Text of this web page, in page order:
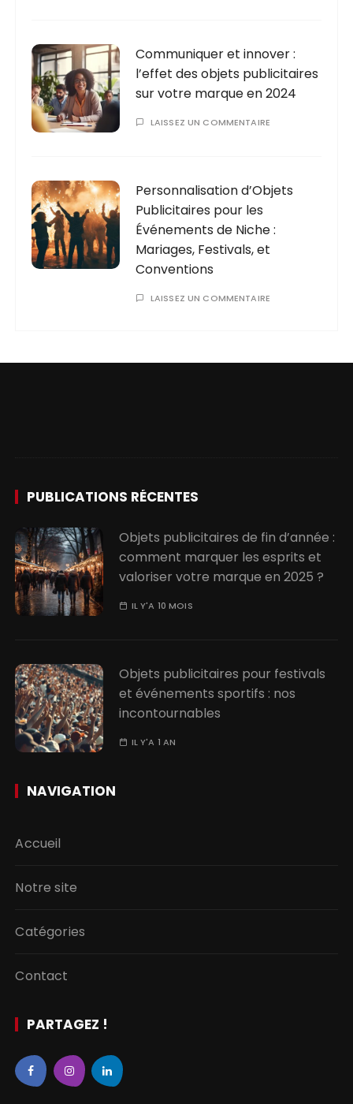
Communiquer et innover :
l’effet des objets publicitaires
sur votre marque en 2024
LAISSEZ UN COMMENTAIRE
Personnalisation d’Objets
Publicitaires pour les
Événements de Niche :
Mariages, Festivals, et
Conventions
LAISSEZ UN COMMENTAIRE
PUBLICATIONS RÉCENTES
Objets publicitaires de fin d’année :
comment marquer les esprits et
valoriser votre marque en 2025 ?
IL Y'A 10 MOIS
Objets publicitaires pour festivals
et événements sportifs : nos
incontournables
IL Y'A 1 AN
NAVIGATION
Accueil
Notre site
Catégories
Contact
PARTAGEZ !